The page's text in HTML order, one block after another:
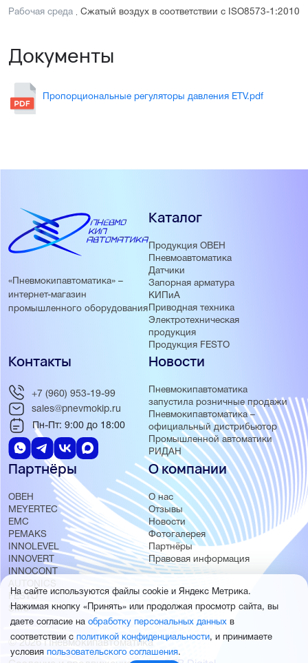
Рабочая среда Сжатый воздух в соответствии с ISO8573-1:2010
Документы
Пропорциональные регуляторы давления ETV.pdf
«Пневмокипавтоматика» –
интернет-магазин
промышленного оборудования
Каталог
Продукция ОВЕН
Пневмоавтоматика
Датчики
Запорная арматура
КИПиА
Приводная техника
Электротехническая
продукция
Продукция FESTO
Новости
Пневмокипавтоматика
запустила розничные продажи
Пневмокипавтоматика –
официальный дистрибьютор
Промышленной автоматики
РИДАН
Партнёры
ОВЕН
MEYERTEC
EMC
PEMAKS
INNOLEVEL
INNOVERT
INNOCONT
AUTONICS
FESTO
SMC
О компании
О нас
Отзывы
Новости
Фотогалерея
Партнёры
Правовая информация
Контакты
+7 (960) 953-19-99
sales@pnevmokip.ru
Пн-Пт: 9:00 до 18:00
© 2026 Пневмокипавтоматика
На сайте используются файлы cookie и Яндекс Метрика.
Нажимая кнопку «Принять» или продолжая просмотр сайта, вы
даете согласие на обработку персональных данных в
соответствии с политикой конфиденциальности, и принимаете
условия пользовательского соглашения.